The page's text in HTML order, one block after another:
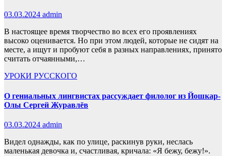
03.03.2024 admin
В настоящее время творчество во всех его проявлениях
высоко оценивается. Но при этом людей, которые не сидят на
месте, а ищут и пробуют себя в разных направлениях, принято
считать отчаянными,…
УРОКИ РУССКОГО
О гениальных лингвистах рассуждает филолог из Йошкар-
Олы Сергей Журавлёв
03.03.2024 admin
Видел однажды, как по улице, раскинув руки, неслась
маленькая девочка и, счастливая, кричала: «Я бежу, бежу!».